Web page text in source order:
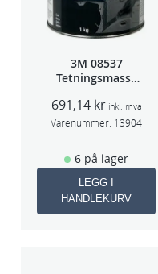
3M 08537
Tetningsmasse
691,14 kr inkl. mva
Varenummer: 13904
6 på lager
LEGG I
HANDLEKURV